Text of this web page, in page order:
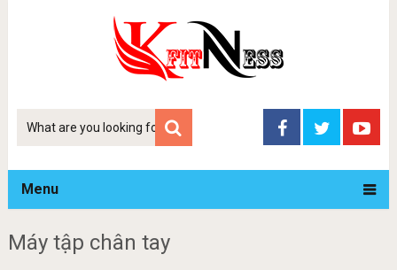
Tim
Menu
Máy tập chân tay